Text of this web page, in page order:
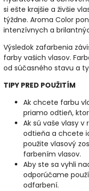
si ešte krajšie a živšie
týždne. Aroma Color
intenzívnych a
Výsledok zafarbenia
farby vašich vlasov.
od súčasného stavu a
TIPY PRED POUŽITÍM
Ak chcete farbu
priamo odtieň,
Ak sú vaše vlasy
odtieňa a chcete
použite vlasový
farbením vlasov.
Aby ste sa vyhli
odporúčame
odfarbení.